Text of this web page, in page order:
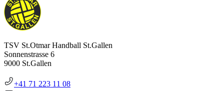
TSV St.Otmar Handball St.Gallen
Sonnenstrasse 6
9000 St.Gallen
+41 71 223 11 08